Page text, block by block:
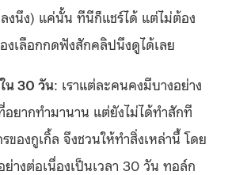
งนึง) แค่นั้น ทีนีก็แชร์ได้ แต่ไม่ต้อง
งเลือกกดฟังสักคลิปนึงดูได้เลย
น 30 วัน: เราแต่ละคนคงมีบางอย่าง
อยากทำมานาน แต่ยังไม่ได้ทำสักที
องกูเกิ้ล จึงชวนให้ทำสิ่งเหล่านี้ โดย
ย่างต่อเนื่องเป็นเวลา 30 วัน ทอล์ก